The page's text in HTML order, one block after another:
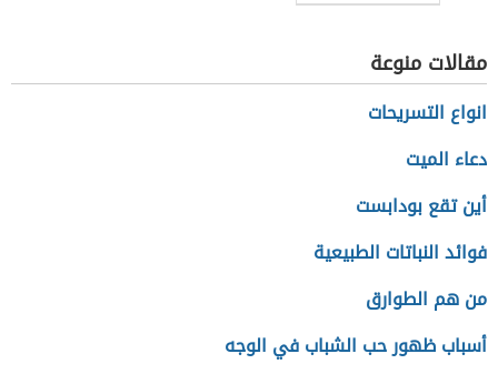
مقالات منوعة
انواع التسريحات
دعاء الميت
أين تقع بودابست
فوائد النباتات الطبيعية
من هم الطوارق
أسباب ظهور حب الشباب في الوجه